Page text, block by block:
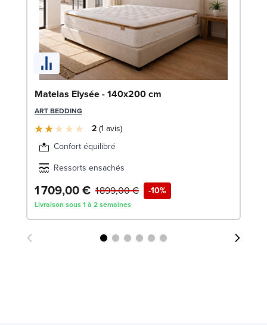
Matelas Elysée - 140x200 cm
ART BEDDING
2 1 avis
Confort équilibré
Ressorts ensachés
1 709,00 € -10%
1 899,00 €
Livraison sous 1 à 2 semaines